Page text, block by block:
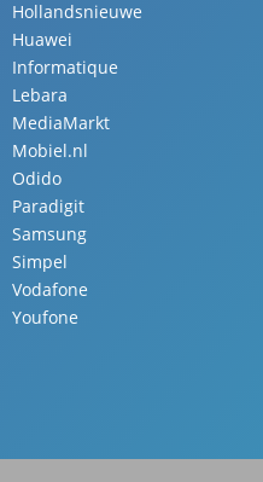
Hollandsnieuwe
Huawei
Informatique
Lebara
MediaMarkt
Mobiel.nl
Odido
Paradigit
Samsung
Simpel
Vodafone
Youfone